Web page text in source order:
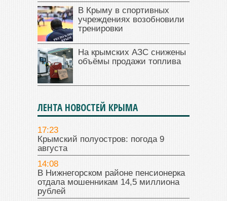
В Крыму в спортивных
учреждениях возобновили
тренировки
На крымских АЗС снижены
объёмы продажи топлива
ЛЕНТА НОВОСТЕЙ КРЫМА
17:23
Крымский полуостров: погода 9
августа
14:08
В Нижнегорском районе пенсионерка
отдала мошенникам 14,5 миллиона
рублей